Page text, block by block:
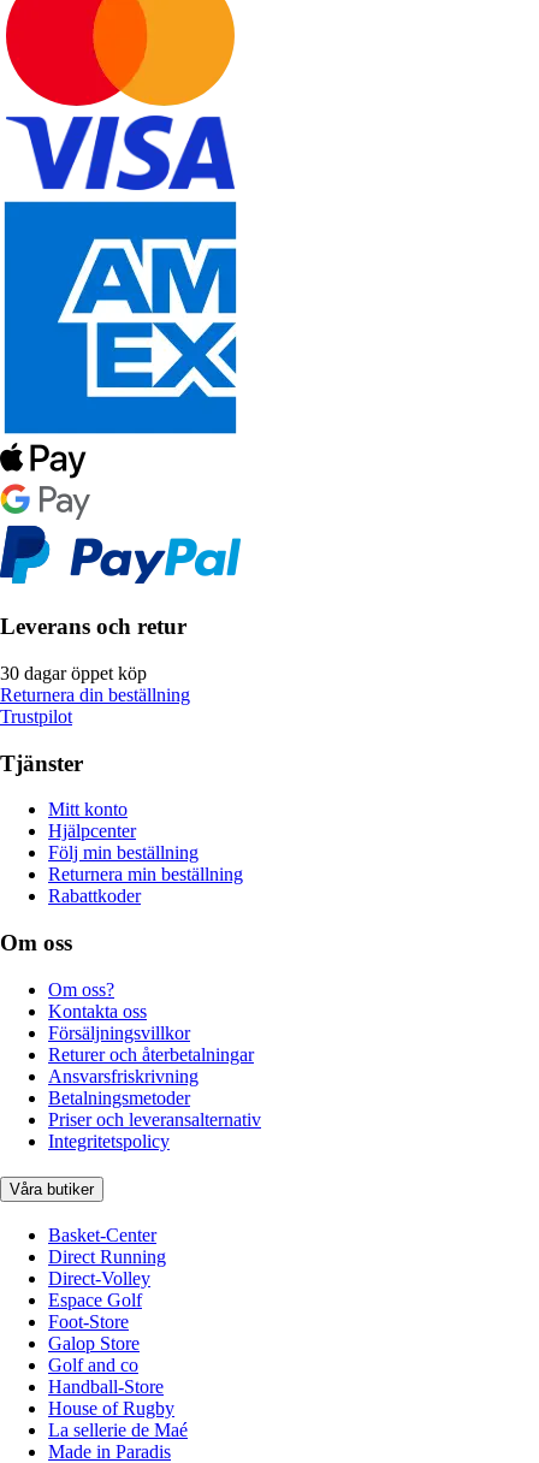
Leverans och retur
30 dagar öppet köp
Returnera din beställning
Trustpilot
Tjänster
Mitt konto
Hjälpcenter
Följ min beställning
Returnera min beställning
Rabattkoder
Om oss
Om oss?
Kontakta oss
Försäljningsvillkor
Returer och återbetalningar
Ansvarsfriskrivning
Betalningsmetoder
Priser och leveransalternativ
Integritetspolicy
Våra butiker
Basket-Center
Direct Running
Direct-Volley
Espace Golf
Foot-Store
Galop Store
Golf and co
Handball-Store
House of Rugby
La sellerie de Maé
Made in Paradis